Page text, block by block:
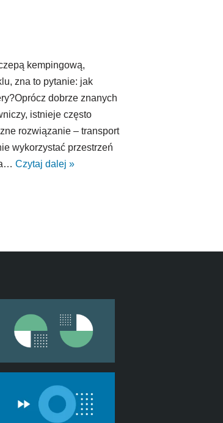
kempingową,
zna to pytanie: jak
dobrze znanych
istnieje często
rozwiązanie – transport
wykorzystać przestrzeń
Czytaj dalej »